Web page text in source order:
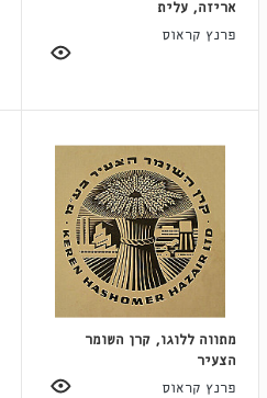
אריזה, עלית
פרנץ קראוס
מתווה ללוגו, קרן השומר
הצעיר
פרנץ קראוס